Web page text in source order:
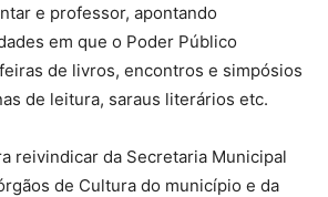
e professor, apontando
em que o Poder Público
de livros, encontros e simpósios
de leitura, saraus literários etc.
reivindicar da Secretaria Municipal
de Cultura do município e da